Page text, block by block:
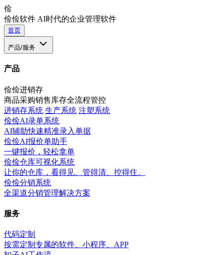
俭
俭俭软件 AI时代的企业管理软件
首页
产品/服务
产品
俭俭进销存
商品采购销售库存全流程管控
进销存系统 生产系统 注塑系统
俭俭AI录单系统
AI辅助快速精准录入单据
俭俭AI报价单助手
一键报价，轻松拿单
俭俭仓库可视化系统
让你的仓库，看得见、管得清、控得住。
俭俭分销系统
全渠道分销管理解决方案
服务
代码定制
按需定制专属的软件、小程序、APP